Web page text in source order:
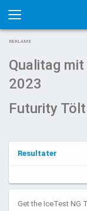
Toggle
navigation
REKLAME
Qualitag
2023
Futurity Tölt
Resultater
Get the IceTest NG